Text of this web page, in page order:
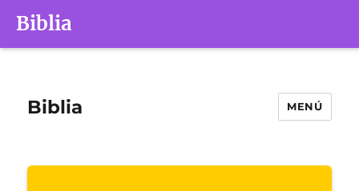
Biblia
Biblia MENÚ